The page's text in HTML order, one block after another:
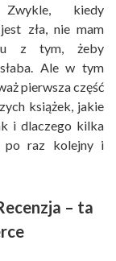
kiedy
zła, nie mam
z tym, żeby
Ale w tym
pierwsza część
książek, jakie
i dlaczego kilka
po raz kolejny i
– ta